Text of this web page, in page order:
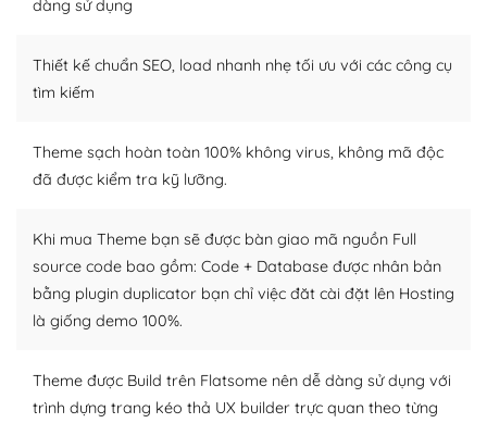
WordPress là nơi lưu trữ cho một diễn đàn cộng đồng
khổng lồ được kiểm duyệt bởi các nhân viên và những
Nếu bạn gặp khó khăn, bạn có thể lên mạng và tìm
kiếm những cộng đồng WordPress, họ sẽ giúp bạn trả
Cộng đồng sử dụng WordPress sẵn sàng hỗ trợ bạn
– Đa dạng plugin và themes
WordPress để tăng thêm các tính năng cần thiết. Có
nhiều plugin trả phí hoặc miễn phí.
dàng sử dụng
Thiết kế chuẩn SEO, load nhanh nhẹ tối ưu với các công cụ
tìm kiếm
Theme sạch hoàn toàn 100% không virus, không mã độc
đã được kiểm tra kỹ lưỡng.
Khi mua Theme bạn sẽ được bàn giao mã nguồn Full
source code bao gồm: Code + Database được nhân bản
bằng plugin duplicator bạn chỉ việc đăt cài đặt lên Hosting
là giống demo 100%.
Theme được Build trên Flatsome nên dễ dàng sử dụng với
trình dựng trang kéo thả UX builder trực quan theo từng